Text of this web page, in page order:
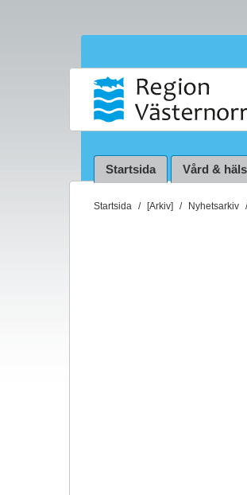
Startsida Vård &
D
Startsida [Arkiv] Nyhetsarkiv